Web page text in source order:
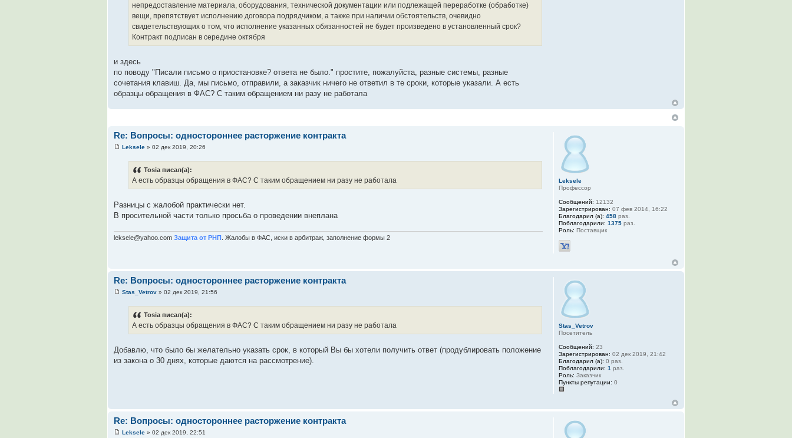
непредоставление материала, оборудования, технической документации или подлежащей переработке (обработке)
вещи, препятствует исполнению договора подрядчиком, а также при наличии обстоятельств, очевидно
свидетельствующих о том, что исполнение указанных обязанностей не будет произведено в установленный срок?
Контракт подписан в середине октября
и здесь
по поводу "Писали письмо о приостановке? ответа не было." простите, пожалуйста, разные системы, разные
сочетания клавиш. Да, мы письмо, отправили, а заказчик ничего не ответил в те сроки, которые указали. А есть
образцы обращения в ФАС? С таким обращением ни разу не работала
Re: Вопросы: одностороннее расторжение контракта
Leksele » 02 дек 2019, 20:26
Tosia писал(а):
А есть образцы обращения в ФАС? С таким обращением ни разу не работала
Разницы с жалобой практически нет.
В просительной части только просьба о проведении внеплана
leksele@yahoo.com Защита от РНП . Жалобы в ФАС, иски в арбитраж, заполнение формы 2
Leksele
Профессор
Сообщений: 12132
Зарегистрирован: 07 фев 2014, 16:22
Благодарил (а): 458 раз.
Поблагодарили: 1375 раз.
Роль: Поставщик
Re: Вопросы: одностороннее расторжение контракта
Stas_Vetrov » 02 дек 2019, 21:56
Tosia писал(а):
А есть образцы обращения в ФАС? С таким обращением ни разу не работала
Добавлю, что было бы желательно указать срок, в который Вы бы хотели получить ответ (продублировать положение
из закона о 30 днях, которые даются на рассмотрение).
Stas_Vetrov
Посетитель
Сообщений: 23
Зарегистрирован: 02 дек 2019, 21:42
Благодарил (а): 0 раз.
Поблагодарили: 1 раз.
Роль: Заказчик
Пункты репутации: 0
Re: Вопросы: одностороннее расторжение контракта
Leksele » 02 дек 2019, 22:51